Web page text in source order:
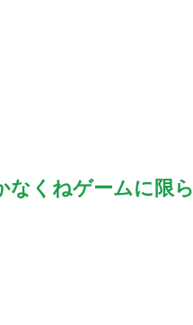
なくねゲームに限ら